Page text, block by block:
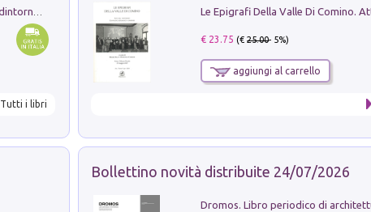
Tutti i libri
€ 23.75 (€25.00- 5%)
aggiungi al carrello
Bollettino novità distribuite 24/07/2026